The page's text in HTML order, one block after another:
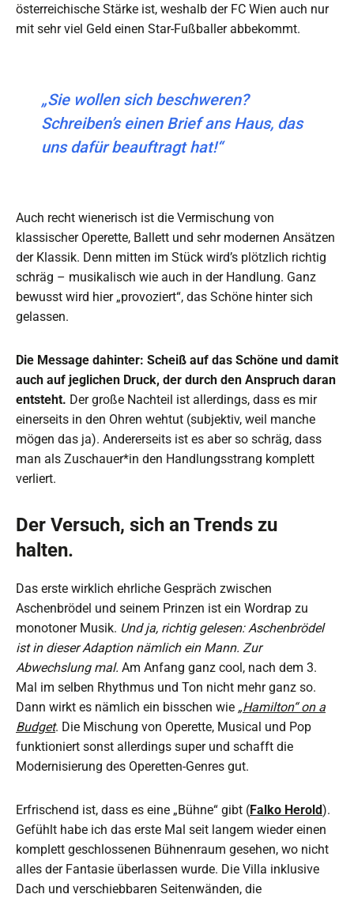
österreichische Stärke ist, weshalb der FC Wien auch nur
mit sehr viel Geld einen Star-Fußballer abbekommt.
„Sie wollen sich beschweren?
Schreiben’s einen Brief ans Haus, das
uns dafür beauftragt hat!“
Auch recht wienerisch ist die Vermischung von
klassischer Operette, Ballett und sehr modernen Ansätzen
der Klassik. Denn mitten im Stück wird’s plötzlich richtig
schräg – musikalisch wie auch in der Handlung. Ganz
bewusst wird hier „provoziert“, das Schöne hinter sich
gelassen.
Die Message dahinter: Scheiß auf das Schöne und damit
auch auf jeglichen Druck, der durch den Anspruch daran
entsteht. Der große Nachteil ist allerdings, dass es mir
einerseits in den Ohren wehtut (subjektiv, weil manche
mögen das ja). Andererseits ist es aber so schräg, dass
man als Zuschauer*in den Handlungsstrang komplett
verliert.
Der Versuch, sich an Trends zu
halten.
Das erste wirklich ehrliche Gespräch zwischen
Aschenbrödel und seinem Prinzen ist ein Wordrap zu
monotoner Musik. Und ja, richtig gelesen: Aschenbrödel
ist in dieser Adaption nämlich ein Mann. Zur
Abwechslung mal. Am Anfang ganz cool, nach dem 3.
Mal im selben Rhythmus und Ton nicht mehr ganz so.
Dann wirkt es nämlich ein bisschen wie „Hamilton“ on a
Budget. Die Mischung von Operette, Musical und Pop
funktioniert sonst allerdings super und schafft die
Modernisierung des Operetten-Genres gut.
Erfrischend ist, dass es eine „Bühne“ gibt (Falko Herold).
Gefühlt habe ich das erste Mal seit langem wieder einen
komplett geschlossenen Bühnenraum gesehen, wo nicht
alles der Fantasie überlassen wurde. Die Villa inklusive
Dach und verschiebbaren Seitenwänden, die